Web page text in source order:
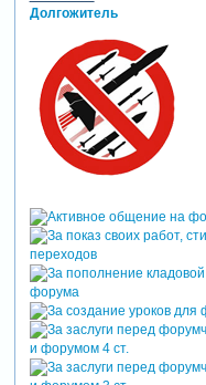
Долгожитель